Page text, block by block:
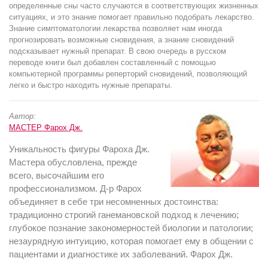
определенные сны часто случаются в соответствующих жизненных
ситуациях, и это знание помогает правильно подобрать лекарство.
Знание симптоматологии лекарства позволяет нам иногда
прогнозировать возможные сновидения, а знание сновидений
подсказывает нужный препарат. В свою очередь в русском
переводе книги был добавлен составленный с помощью
компьютерной программы реперторий сновидений, позволяющий
легко и быстро находить нужные препараты.
Автор:
МАСТЕР Фарох Дж.
Уникальность фигуры Фароха Дж.
Мастера обусловлена, прежде
всего, высочайшим его
профессионализмом. Д-р Фарох
объединяет в себе три несомненных достоинства:
традиционно строгий ганемановской подход к лечению;
глубокое познание закономерностей биологии и патологии;
незаурядную интуицию, которая помогает ему в общении с
пациентами и диагностике их заболеваний. Фарох Дж.